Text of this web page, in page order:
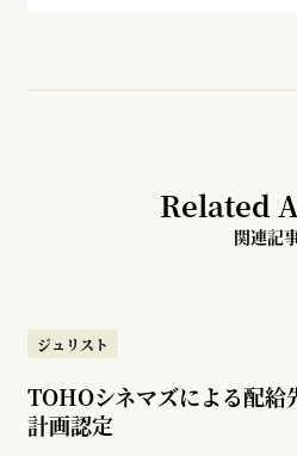
Related
関連記
ジュリスト
TOHOシネマズによる配給
計画認定